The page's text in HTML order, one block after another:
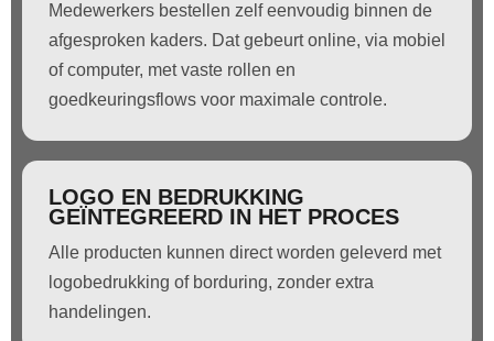
Medewerkers bestellen zelf eenvoudig binnen de
afgesproken kaders. Dat gebeurt online, via mobiel
of computer, met vaste rollen en
goedkeuringsflows voor maximale controle.
LOGO EN BEDRUKKING
GEÏNTEGREERD IN HET PROCES
Alle producten kunnen direct worden geleverd met
logobedrukking of borduring, zonder extra
handelingen.